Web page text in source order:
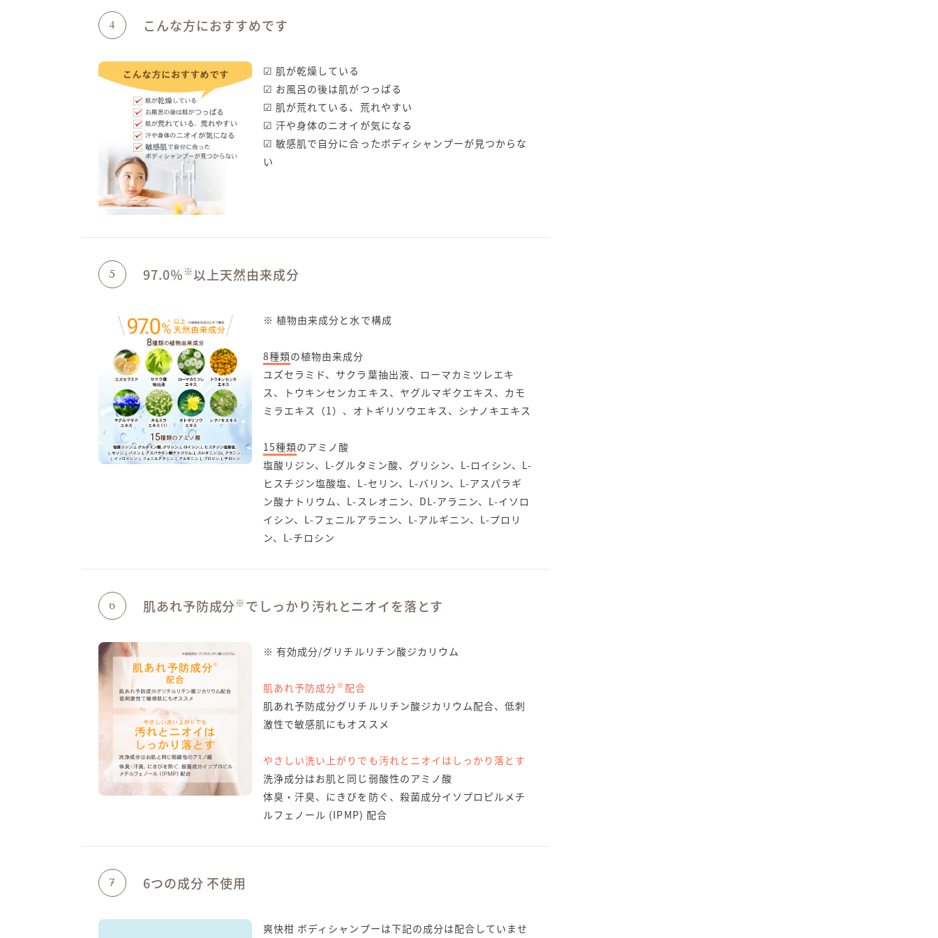
4 こんな方におすすめです
☑ 肌が乾燥している
☑ お風呂の後は肌がつっぱる
☑ 肌が荒れている、荒れやすい
☑ 汗や身体のニオイが気になる
☑ 敏感肌で自分に合ったボディシャンプーが見つからな
い
5 97.0％ ※以上天然由来成分
※ 植物由来成分と水で構成
8種類の植物由来成分
ユズセラミド、サクラ葉抽出液、ローマカミツレエキ
ス、トウキンセンカエキス、ヤグルマギクエキス、カモ
ミラエキス（1）、オトギリソウエキス、シナノキエキス
15種類のアミノ酸
塩酸リジン、L-グルタミン酸、グリシン、L-ロイシン、L-
ヒスチジン塩酸塩、L-セリン、L-バリン、L-アスパラギ
ン酸ナトリウム、L-スレオニン、DL-アラニン、L-イソロ
イシン、L-フェニルアラニン、L-アルギニン、L-プロリ
ン、L-チロシン
6 肌あれ予防成分※ でしっかり汚れとニオイを落とす
※ 有効成分/グリチルリチン酸ジカリウム
肌あれ予防成分※配合
肌あれ予防成分グリチルリチン酸ジカリウム配合、低刺
激性で敏感肌にもオススメ
やさしい洗い上がりでも汚れとニオイはしっかり落とす
洗浄成分はお肌と同じ弱酸性のアミノ酸
体臭・汗臭、にきびを防ぐ、殺菌成分イソプロピルメチ
ルフェノール (IPMP) 配合
7 6つの成分 不使用
爽快柑 ボディシャンプーは下記の成分は配合していませ